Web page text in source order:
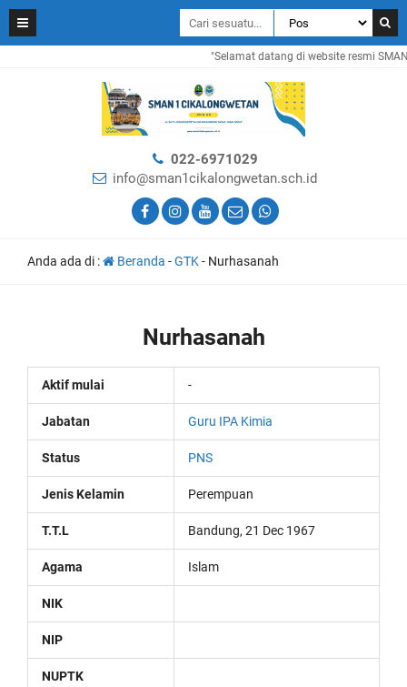
"Selamat datang di website resmi
022-6971029
info@sman1cikalongwetan.sch.id
Anda ada di : Beranda -GTK- Nurhasanah
Nurhasanah
Aktif mulai -
Jabatan Guru IPA Kimia
Status PNS
Jenis Kelamin Perempuan
T.T.L Bandung, 21 Dec 1967
Agama Islam
NIK
NIP
NUPTK